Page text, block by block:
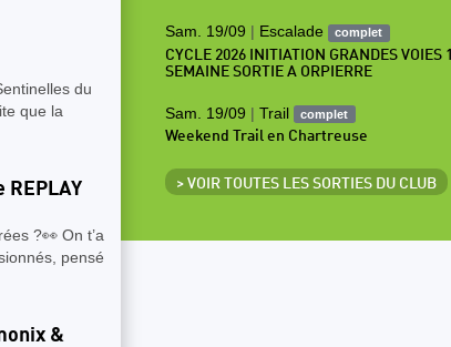
du
que la
?👀 On t’a
pensé
&
Sam. 19/09 | Escalade complet
CYCLE 2026 INITIATION GRANDES VOIES 1
SEMAINE SORTIE A ORPIERRE
Sam. 19/09 | Trail complet
Weekend Trail en Chartreuse
> VOIR TOUTES LES SORTIES DU CLUB